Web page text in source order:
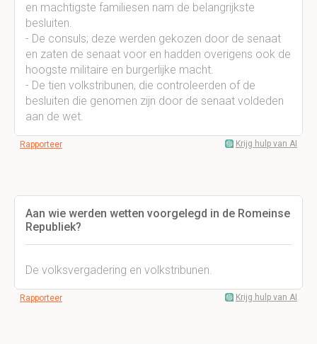
en machtigste familiesen nam de belangrijkste
besluiten.
- De consuls; deze werden gekozen door de senaat
en zaten de senaat voor en hadden overigens ook de
hoogste militaire en burgerlijke macht.
- De tien volkstribunen, die controleerden of de
besluiten die genomen zijn door de senaat voldeden
aan de wet.
Rapporteer Krijg hulp van AI
Aan wie werden wetten voorgelegd in de Romeinse
Republiek?
De volksvergadering en volkstribunen.
Rapporteer Krijg hulp van AI